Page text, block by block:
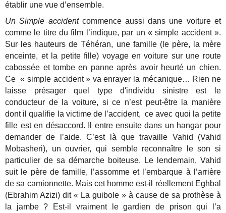
établir une vue d’ensemble.
Un Simple accidentcommence aussi dans une voiture et
comme le titre du film l’indique, par un « simple accident ».
Sur les hauteurs de Téhéran, une famille (le père, la mère
enceinte, et la petite fille) voyage en voiture sur une route
cabossée et tombe en panne après avoir heurté un chien.
Ce « simple accident » va enrayer la mécanique… Rien ne
laisse présager quel type d'individu sinistre est le
conducteur de la voiture, si ce n’est peut-être la manière
dont il qualifie la victime de l’accident, ce avec quoi la petite
fille est en désaccord. Il entre ensuite dans un hangar pour
demander de l’aide. C’est là que travaille Vahid (Vahid
Mobasheri), un ouvrier, qui semble reconnaître le son si
particulier de sa démarche boiteuse. Le lendemain, Vahid
suit le père de famille, l’assomme et l’embarque à l’arrière
de sa camionnette. Mais cet homme est-il réellement Eghbal
(Ebrahim Azizi) dit « La guibole » à cause de sa prothèse à
la jambe ? Est-il vraiment le gardien de prison qui l’a